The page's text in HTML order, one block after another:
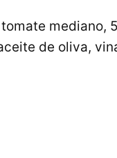
mediano,
de oliva,